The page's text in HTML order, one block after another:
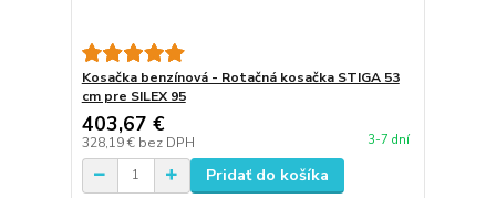
Kosačka benzínová - Rotačná kosačka STIGA 53
cm pre SILEX 95
403,67 €
328,19 € bez DPH 3-7 dní
Pridať do košíka